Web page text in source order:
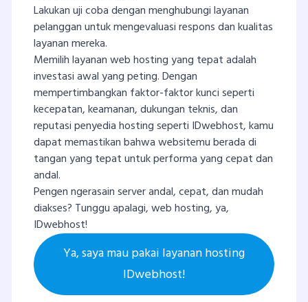
Lakukan uji coba dengan menghubungi layanan
pelanggan untuk mengevaluasi respons dan kualitas
layanan mereka.
Memilih layanan web hosting yang tepat adalah
investasi awal yang peting. Dengan
mempertimbangkan faktor-faktor kunci seperti
kecepatan, keamanan, dukungan teknis, dan
reputasi penyedia hosting seperti IDwebhost, kamu
dapat memastikan bahwa websitemu berada di
tangan yang tepat untuk performa yang cepat dan
andal.
Pengen ngerasain server andal, cepat, dan mudah
diakses? Tunggu apalagi, web hosting, ya,
IDwebhost!
Ya, saya mau pakai layanan hosting
IDwebhost!